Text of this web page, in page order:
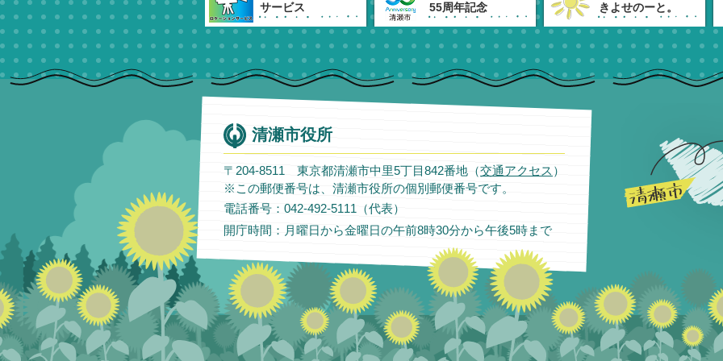
サービス 55周年記念 きよせのーと。
清瀬市役所
〒204-8511 東京都清瀬市中里5丁目842番地（交通アクセス ）
※この郵便番号は、清瀬市役所の個別郵便番号です。
電話番号：042-492-5111（代表）
開庁時間：月曜日から金曜日の午前8時30分から午後5時まで